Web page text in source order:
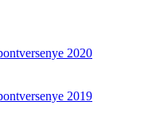
2020
2019